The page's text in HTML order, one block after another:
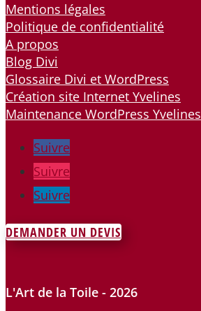
Mentions légales
Politique de confidentialité
A propos
Blog Divi
Glossaire Divi et WordPress
Création site Internet Yvelines
Maintenance WordPress Yvelines
Suivre
Suivre
Suivre
DEMANDER UN DEVIS
L'Art de la Toile - 2026